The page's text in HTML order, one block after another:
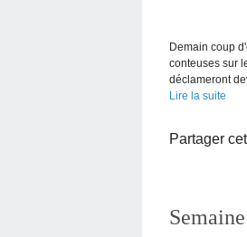
Demain coup
conteuses sur
déclameront
Lire la suite
Partager